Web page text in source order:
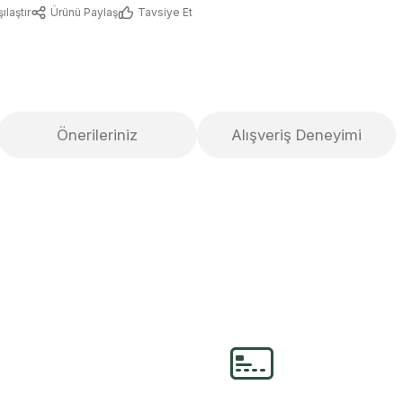
Ürünü Paylaş Tavsiye Et
Önerileriniz Alışveriş Deneyimi